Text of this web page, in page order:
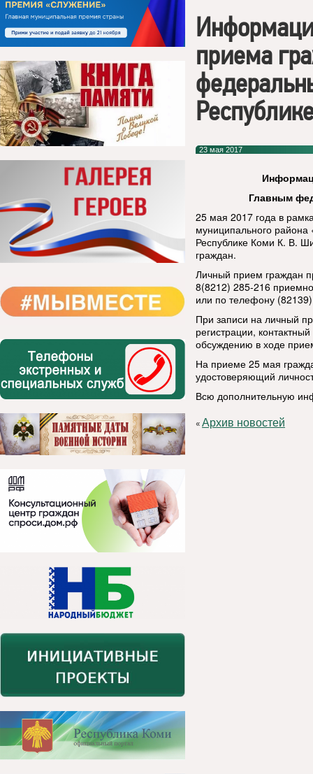
приема
23 мая 2017
Главным
25 мая 2017 года в
муниципального
Республике Коми К. В.
граждан.
Личный прием граждан
8(8212) 285-216
или по телефону
При записи на личный
регистрации,
обсуждению в ходе
На приеме 25 мая
удостоверяющий
Всю дополнительную
«Архив новостей